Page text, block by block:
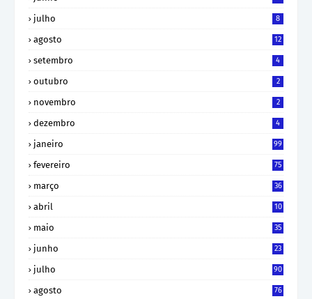
julho 8
agosto 12
setembro 4
outubro 2
novembro 2
dezembro 4
janeiro 99
fevereiro 75
março 36
abril 10
maio 35
junho 23
julho 90
agosto 76